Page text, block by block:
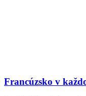
Francúzsko v